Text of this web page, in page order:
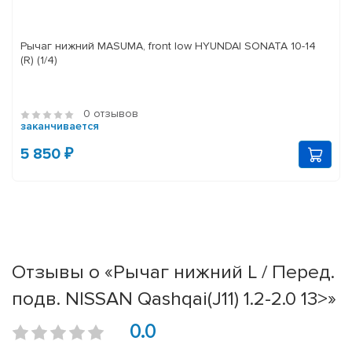
Рычаг нижний MASUMA, front low HYUNDAI SONATA 10-14
(R) (1/4)
0 отзывов
заканчивается
5 850 ₽
Отзывы о «Рычаг нижний L / Перед.
подв. NISSAN Qashqai(J11) 1.2-2.0 13>»
0.0